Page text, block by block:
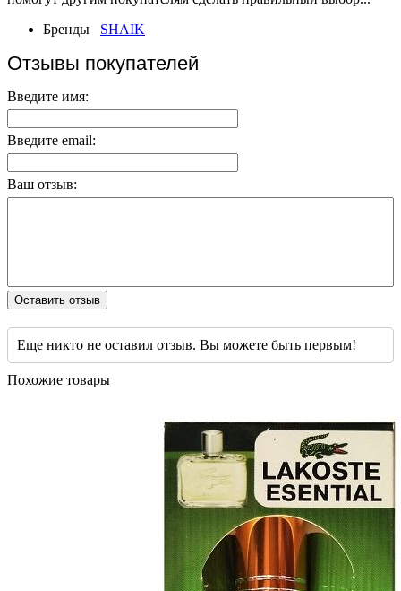
Бренды
SHAIK
Отзывы покупателей
Введите имя:
Введите email:
Ваш отзыв:
Оставить отзыв
Еще никто не оставил отзыв. Вы можете быть первым!
Похожие товары